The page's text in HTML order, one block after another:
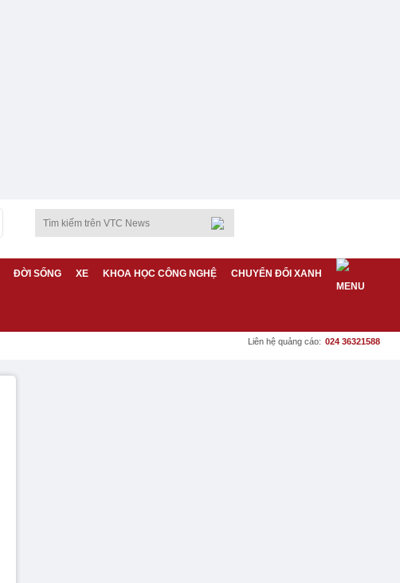
ĐỜI SỐNG XE KHOA HỌC CÔNG NGHỆ CHUYỂN ĐỔI XANH
Liên hệ quảng cáo: 024 36321588